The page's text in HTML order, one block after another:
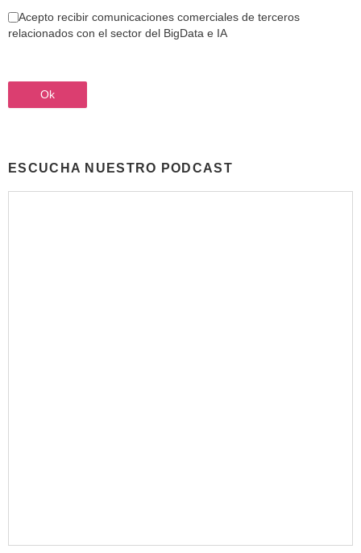
Acepto recibir comunicaciones comerciales de terceros
relacionados con el sector del BigData e IA
ESCUCHA NUESTRO PODCAST